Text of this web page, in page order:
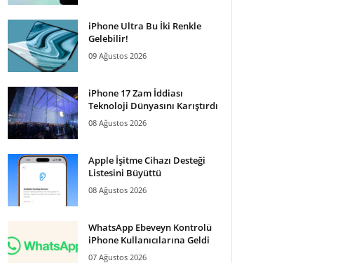
iPhone Ultra Bu İki Renkle
Gelebilir!
09 Ağustos 2026
iPhone 17 Zam İddiası
Teknoloji Dünyasını Karıştırdı
08 Ağustos 2026
Apple İşitme Cihazı Desteği
Listesini Büyüttü
08 Ağustos 2026
WhatsApp Ebeveyn Kontrolü
iPhone Kullanıcılarına Geldi
07 Ağustos 2026